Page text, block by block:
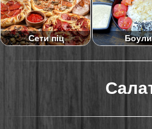
Сети піц Боули